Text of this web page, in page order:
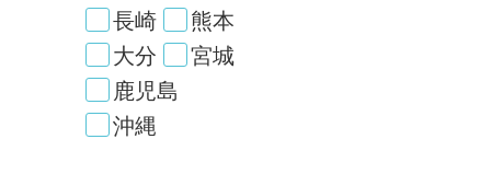
長崎
熊本
大分
宮城
鹿児島
沖縄